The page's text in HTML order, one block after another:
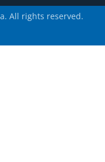
All rights reserved.